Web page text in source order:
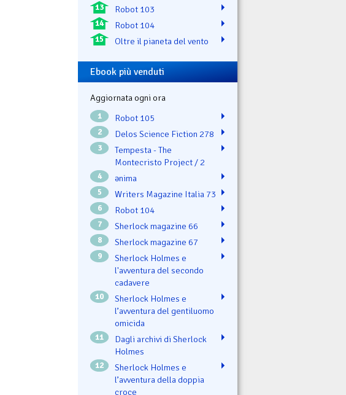
13 Robot 103
14 Robot 104
15 Oltre il pianeta del vento
Ebook più venduti
Aggiornata ogni ora
1 Robot 105
2 Delos Science Fiction 278
3
Tempesta - The
Montecristo Project / 2
4 ənima
5 Writers Magazine Italia 73
6 Robot 104
7 Sherlock magazine 66
8 Sherlock magazine 67
9
Sherlock Holmes e
l'avventura del secondo
cadavere
10
Sherlock Holmes e
l’avventura del gentiluomo
omicida
11
Dagli archivi di Sherlock
Holmes
12
Sherlock Holmes e
l’avventura della doppia
croce